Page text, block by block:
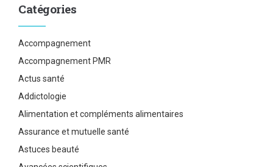
Catégories
Accompagnement
Accompagnement PMR
Actus santé
Addictologie
Alimentation et compléments alimentaires
Assurance et mutuelle santé
Astuces beauté